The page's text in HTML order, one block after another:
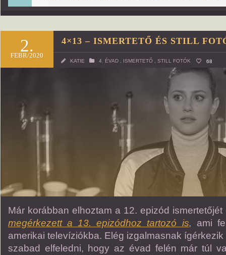
2.
FEBR/2020
4×13 – ISMERTETŐ ÉS STILL
KATIE 4. ÉVAD ISMERTETŐ STILL FOTÓK 68
Már korábban elhoztam a 12. epizód
megérkezett a 13. epizódhoz tartozó is, ami
amerikai televíziókba. Elég izgalmasnak
szabad elfeledni, hogy az évad felén már túl